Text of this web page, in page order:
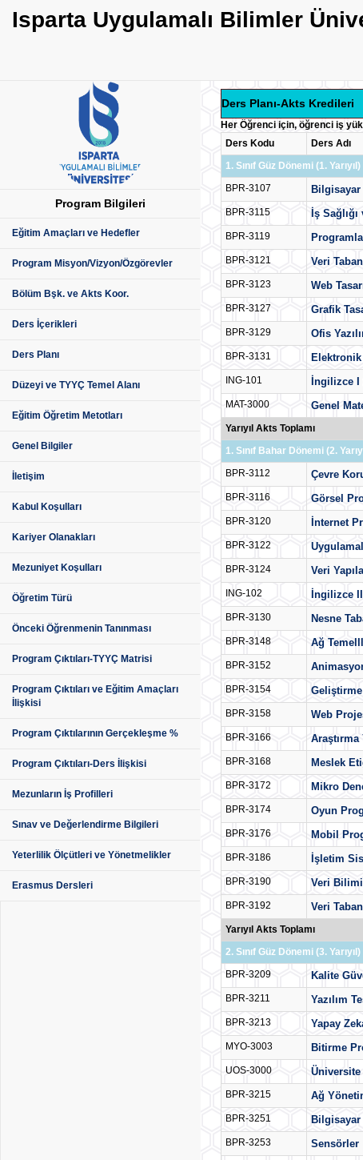
Isparta Uygulamalı Bilimler
Program Bilgileri
Eğitim Amaçları ve Hedefler
Program Misyon/Vizyon/Özgörevler
Bölüm Bşk. ve Akts Koor.
Ders İçerikleri
Ders Planı
Düzeyi ve TYYÇ Temel Alanı
Eğitim Öğretim Metotları
Genel Bilgiler
İletişim
Kabul Koşulları
Kariyer Olanakları
Mezuniyet Koşulları
Öğretim Türü
Önceki Öğrenmenin Tanınması
Program Çıktıları-TYYÇ Matrisi
Program Çıktıları ve Eğitim Amaçları
İlişkisi
Program Çıktılarının Gerçekleşme %
Program Çıktıları-Ders İlişkisi
Mezunların İş Profilleri
Sınav ve Değerlendirme Bilgileri
Yeterlilik Ölçütleri ve Yönetmelikler
Erasmus Dersleri
Ders Planı-Akts Kredileri
Her Öğrenci için, öğrenci iş
Ders Kodu
Ders Adı
1. Sınıf Güz Dönemi (1. Yarıyıl)
BPR-3107
Bilgisayar
BPR-3115 İş
BPR-3119
BPR-3121 Veri
BPR-3123 Web
BPR-3127 Grafik
BPR-3129 Ofis
BPR-3131
ING-101 İngilizce I
MAT-3000 Genel
Yarıyıl Akts Toplamı
1. Sınıf Bahar Dönemi (2.
BPR-3112
Çevre
BPR-3116 Görsel
BPR-3120 İnternet
BPR-3122
BPR-3124 Veri
ING-102 İngilizce
BPR-3130 Nesne
BPR-3148 Ağ
BPR-3152
BPR-3154
BPR-3158 Web
BPR-3166
BPR-3168 Meslek
BPR-3172 Mikro
BPR-3174 Oyun
BPR-3176 Mobil
BPR-3186 İşletim
BPR-3190 Veri Bilimi
BPR-3192 Veri
Yarıyıl Akts Toplamı
2. Sınıf Güz Dönemi (3. Yarıyıl)
BPR-3209
Kalite
BPR-3211 Yazılım
BPR-3213 Yapay
MYO-3003 Bitirme
UOS-3000 Üniversite
BPR-3215 Ağ
BPR-3251 Bilgisayar
BPR-3253 Sensörler